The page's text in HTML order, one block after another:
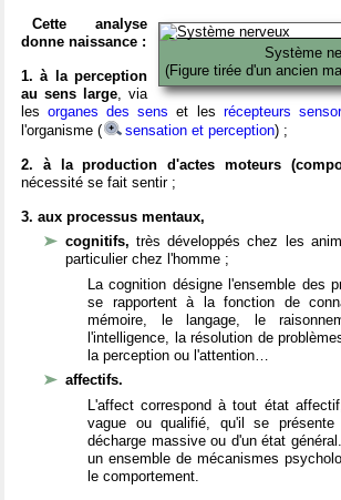
Système
(Figure tirée d'un ancien
Cette analyse
donne naissance :
1. à la perception
au sens large, via
lesorganes des sens et les récepteurs
l'organisme (
sensation et perception) ;
2. à la production d'actes moteurs
nécessité se fait sentir ;
3. aux processus mentaux,
cognitifs,très développés chez les
particulier chez l'homme ;
La cognition désigne l'ensemble des
se rapportent à la fonction de
mémoire, le langage, le
l'intelligence, la résolution de
la perception ou l'attention…
affectifs.
L'affect correspond à tout état
vague ou qualifié, qu'il se
décharge massive ou d'un état
un ensemble de mécanismes
le comportement.